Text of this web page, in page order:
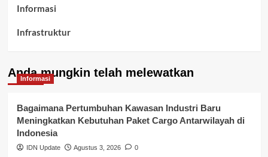
Informasi
Infrastruktur
Kepegawaian & ASN Banyuasin
Kesehatan
Keuangan
Lalu Lintas
Anda mungkin telah melewatkan
Informasi
Bagaimana Pertumbuhan Kawasan Industri Baru
Meningkatkan Kebutuhan Paket Cargo Antarwilayah di
Indonesia
IDN Update Agustus 3, 2026 0